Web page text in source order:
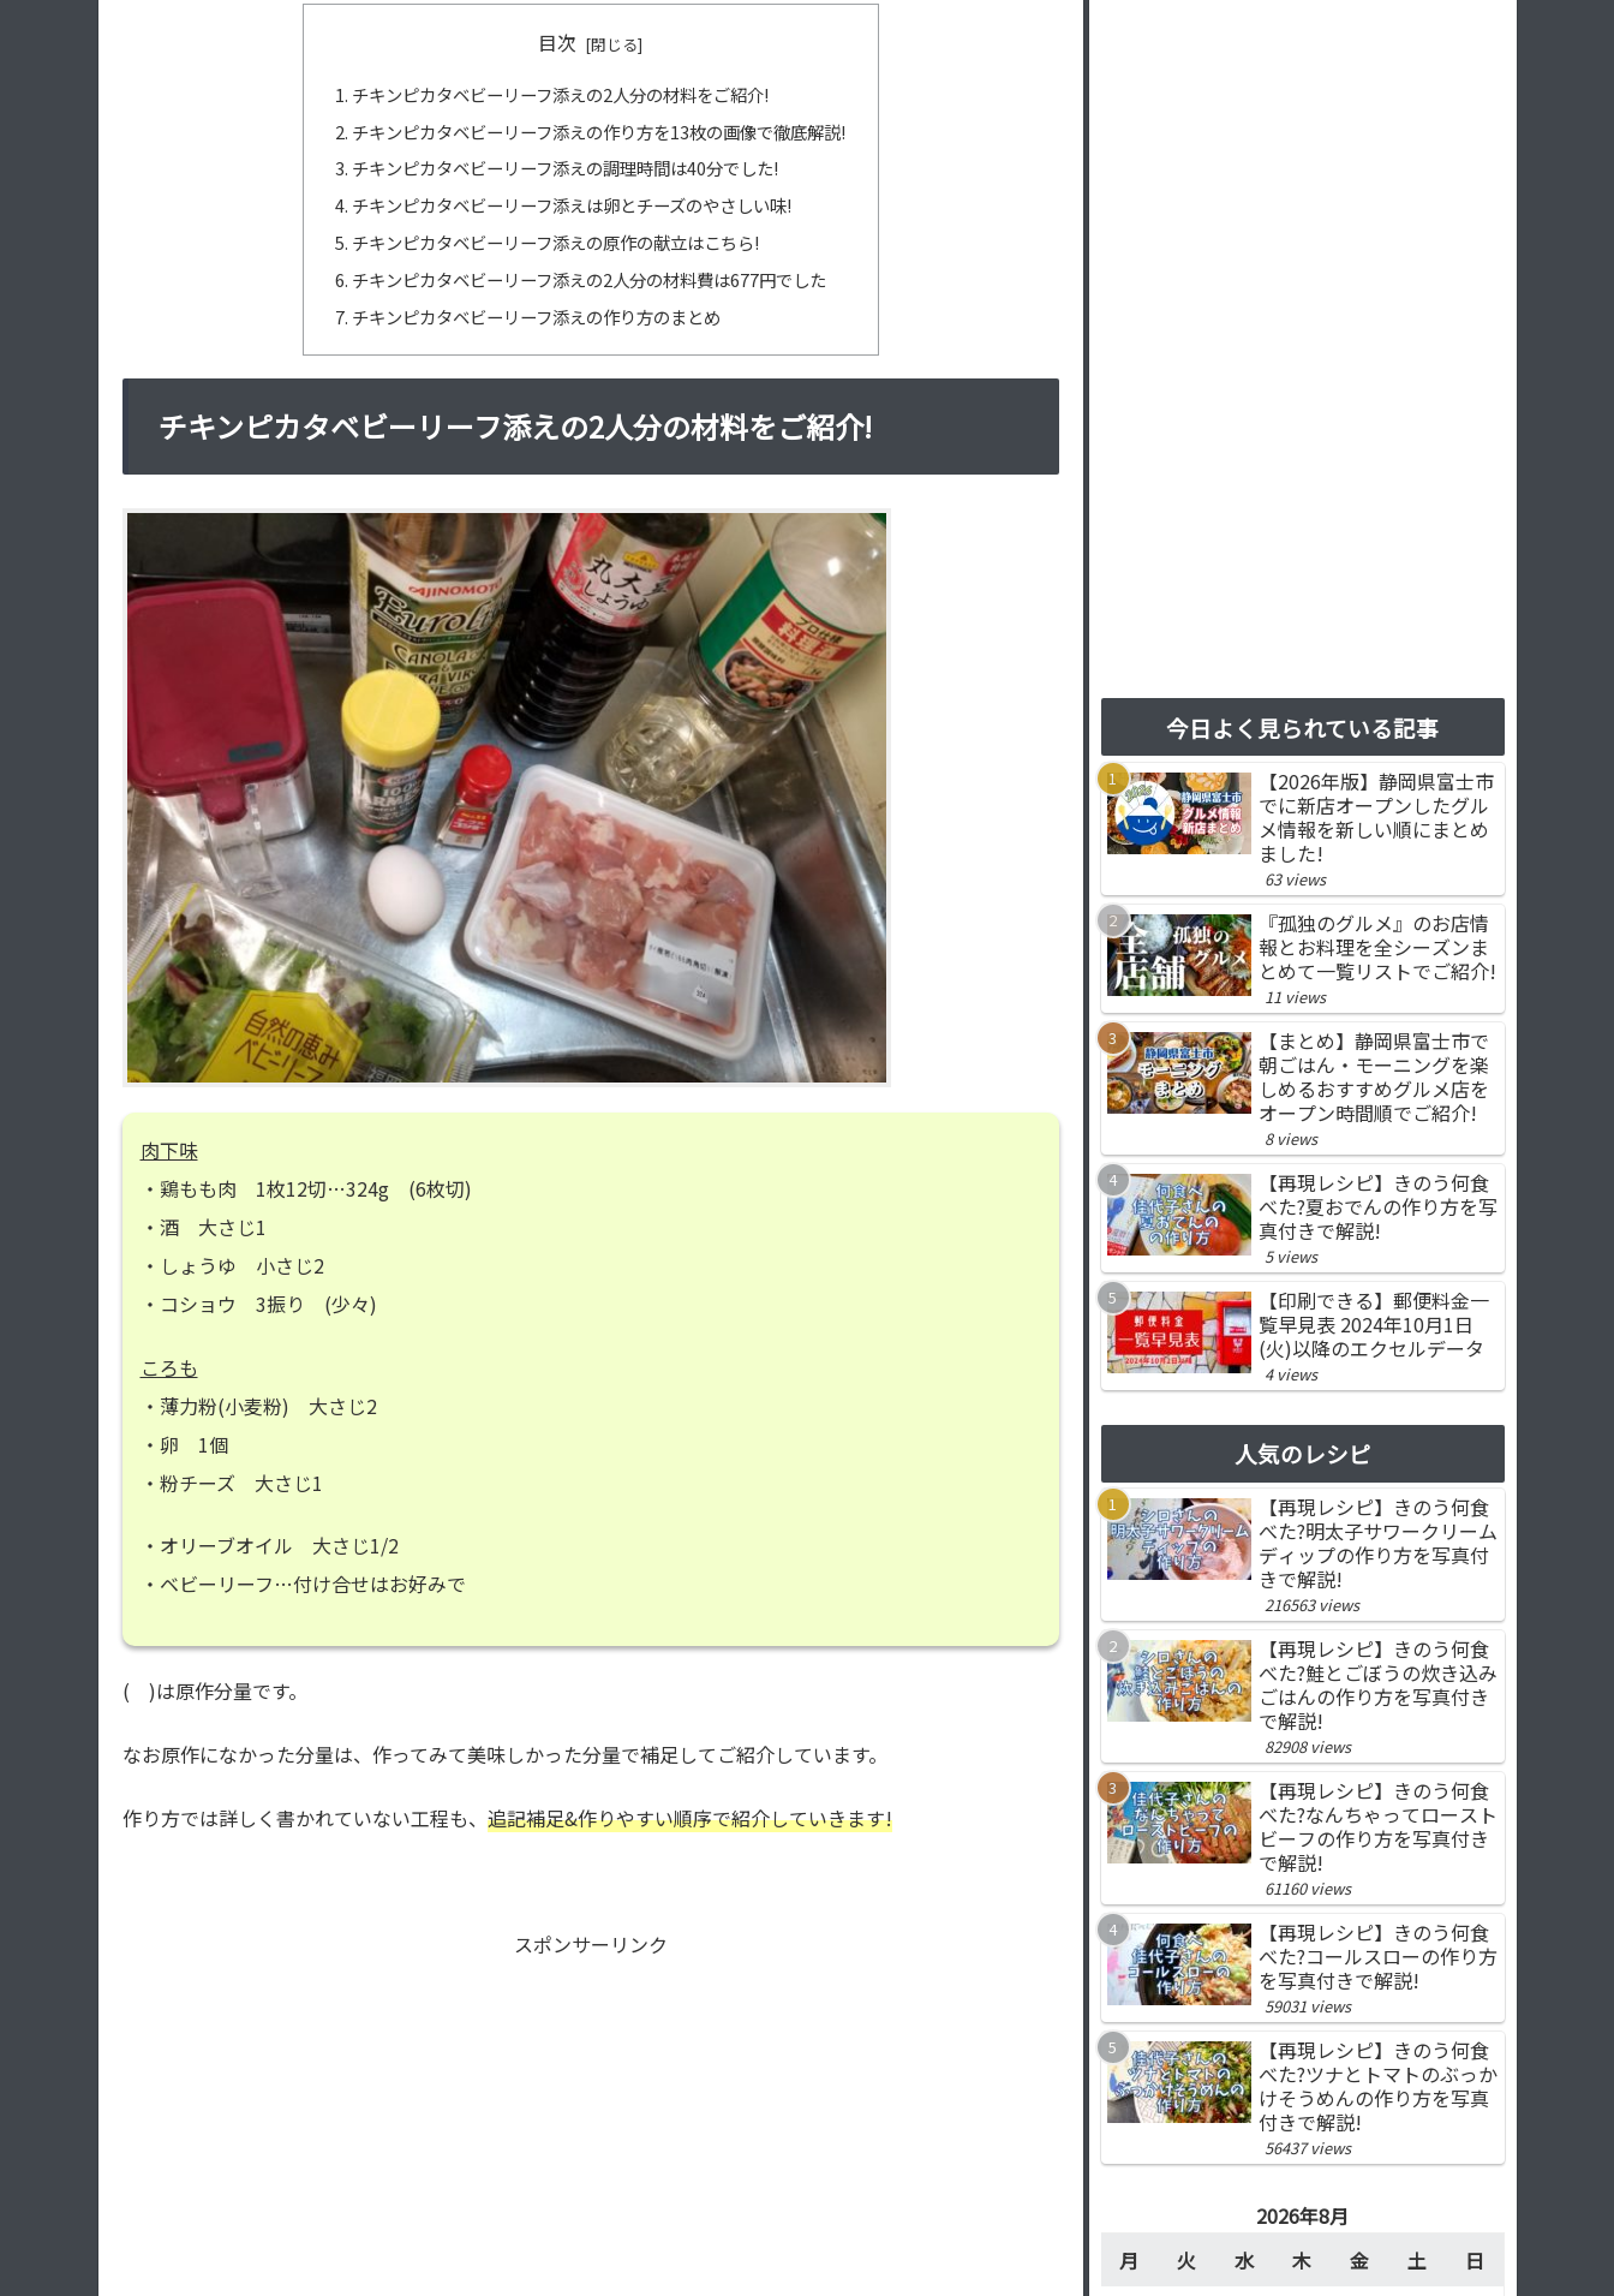
目次
チキンピカタベビーリーフ添えの2人分の材料をご紹介!
チキンピカタベビーリーフ添えの作り方を13枚の画像で徹底解説!
チキンピカタベビーリーフ添えの調理時間は40分でした!
チキンピカタベビーリーフ添えは卵とチーズのやさしい味!
チキンピカタベビーリーフ添えの原作の献立はこちら!
チキンピカタベビーリーフ添えの2人分の材料費は677円でした
チキンピカタベビーリーフ添えの作り方のまとめ
チキンピカタベビーリーフ添えの2人分の材料をご紹介!
肉下味
・鶏もも肉 1枚12切…324g (6枚切)
・酒 大さじ1
・しょうゆ 小さじ2
・コショウ 3振り (少々)
ころも
・薄力粉(小麦粉) 大さじ2
・卵 1個
・粉チーズ 大さじ1
・オリーブオイル 大さじ1/2
・ベビーリーフ…付け合せはお好みで
( )は原作分量です。
なお原作になかった分量は、作ってみて美味しかった分量で補足してご紹介しています。
作り方では詳しく書かれていない工程も、 追記補足&作りやすい順序で紹介していきます!
スポンサーリンク
今日よく見られている記事
【2026年版】静岡県富士市
でに新店オープンしたグル
メ情報を新しい順にまとめ
ました!
63 views
『孤独のグルメ』のお店情
報とお料理を全シーズンま
とめて一覧リストでご紹介!
11 views
【まとめ】静岡県富士市で
朝ごはん・モーニングを楽
しめるおすすめグルメ店を
オープン時間順でご紹介!
8 views
【再現レシピ】きのう何食
べた?夏おでんの作り方を写
真付きで解説!
5 views
【印刷できる】郵便料金一
覧早見表 2024年10月1日
(火)以降のエクセルデータ
4 views
人気のレシピ
【再現レシピ】きのう何食
べた?明太子サワークリーム
ディップの作り方を写真付
きで解説!
216563 views
【再現レシピ】きのう何食
べた?鮭とごぼうの炊き込み
ごはんの作り方を写真付き
で解説!
82908 views
【再現レシピ】きのう何食
べた?なんちゃってロースト
ビーフの作り方を写真付き
で解説!
61160 views
【再現レシピ】きのう何食
べた?コールスローの作り方
を写真付きで解説!
59031 views
【再現レシピ】きのう何食
べた?ツナとトマトのぶっか
けそうめんの作り方を写真
付きで解説!
56437 views
2026年8月
月
火 水 木 金 土
日